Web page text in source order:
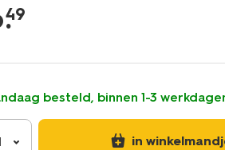
servetten/servetten-
.
49
besteld, binnen 1-3
in